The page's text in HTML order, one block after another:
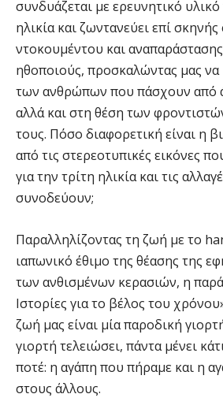
συνδυάζεται με ερευνητικό υλικό
ηλικία και ζωντανεύει επί
ντοκουμέντου και αναπαράστασης
ηθοποιούς, προσκαλώντας μας
των ανθρώπων που πάσχουν από
αλλά και στη θέση των
τους. Πόσο διαφορετική είναι η
από τις στερεοτυπικές εικόνες
για την τρίτη ηλικία και τις
συνοδεύουν;
Παραλληλίζοντας τη ζωή με το
ιαπωνικό έθιμο της θέασης της
των ανθισμένων κερασιών, η
Ιστορίες για το βέλος του
ζωή μας είναι μία παροδική
γιορτή τελειώσει, πάντα μένει
ποτέ: η αγάπη που πήραμε και η
στους άλλους.